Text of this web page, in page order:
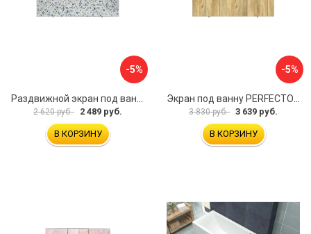
-5%
2 620 руб. 2 489 руб.
В КОРЗИНУ
-5%
3 830 руб. 3 639 руб.
В КОРЗИНУ